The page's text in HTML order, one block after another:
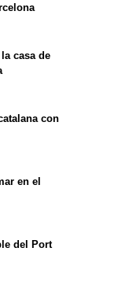
casa de
con
en el
del Port